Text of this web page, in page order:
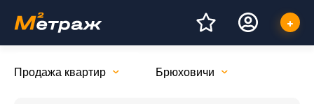
Продажа квартир Брюховичи